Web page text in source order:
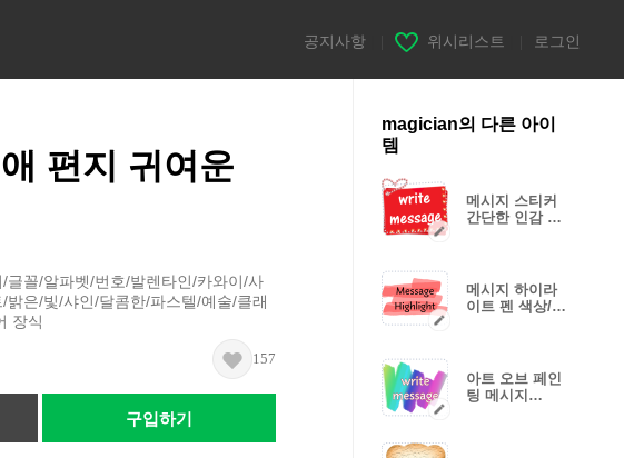
공지사항 위시리스트 로그인
편지 귀여운
글꼴/알파벳/번호/발렌타인/카와이/사
은/빛/샤인/달콤한/파스텔/예술/클래
장식
157
구입하기
magician의 다른 아이
템
메시지 스티커
간단한 인감 스
메시지 하이라
이트 펜 색상/
아트 오브 페인
팅 메시지